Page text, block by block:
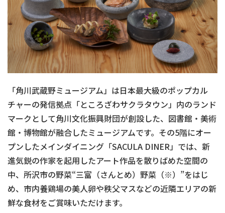
「角川武蔵野ミュージアム」は日本最大級のポップカル
チャーの発信拠点「ところざわサクラタウン」内のランド
マークとして角川文化振興財団が創設した、図書館・美術
館・博物館が融合したミュージアムです。その5階にオー
プンしたメインダイニング「SACULA DINER」では、新
進気鋭の作家を起用したアート作品を散りばめた空間の
中、所沢市の野菜“三富（さんとめ）野菜（※）”をはじ
め、市内養鶏場の美人卵や秩父マスなどの近隣エリアの新
鮮な食材をご賞味いただけます。